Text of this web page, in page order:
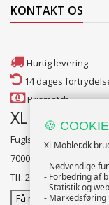
KONTAKT OS
Hurtig levering
14 dages
Prismatch
XL Møbler
Fuglsang alle 2
7000 Fredericia
Tlf: 2131 1341
Få rutevejledning
🍪
Xl-Mobler.dk
- Nødvendige
- Forbedring af
- Statistik og
- Markedsføring